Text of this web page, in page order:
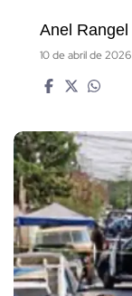
Anel Rangel
10 de abril de 2026